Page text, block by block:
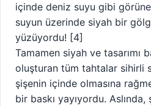
içinde deniz suyu gibi
suyun üzerinde siyah bir
yüzüyordu! [4]
Tamamen siyah ve tasarımı
oluşturan tüm tahtalar sihirli
şişenin içinde olmasına
bir baskı yayıyordu.